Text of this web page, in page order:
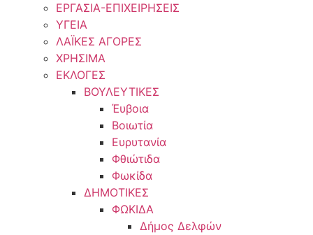
ΕΡΓΑΣΙΑ-ΕΠΙΧΕΙΡΗΣΕΙΣ
ΥΓΕΙΑ
ΛΑΪΚΕΣ ΑΓΟΡΕΣ
ΧΡΗΣΙΜΑ
ΕΚΛΟΓΕΣ
ΒΟΥΛΕΥΤΙΚΕΣ
Έυβοια
Βοιωτία
Ευρυτανία
Φθιώτιδα
Φωκίδα
ΔΗΜΟΤΙΚΕΣ
ΦΩΚΙΔΑ
Δήμος Δελφών